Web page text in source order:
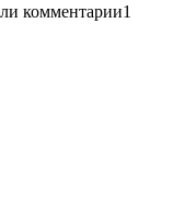
комментарии1